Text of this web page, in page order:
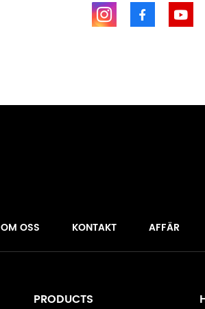
OM OSS KONTAKT AFFÄR
PRODUCTS